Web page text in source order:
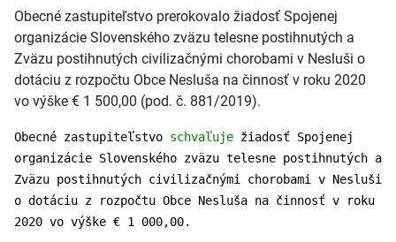
Obecné zastupiteľstvo prerokovalo žiadosť Spojenej
organizácie Slovenského zväzu telesne postihnutých a
Zväzu postihnutých civilizačnými chorobami v Nesluši o
dotáciu z rozpočtu Obce Nesluša na činnosť v roku 2020
vo výške € 1 500,00 (pod. č. 881/2019).
Obecné zastupiteľstvo schvaľuje žiadosť Spojenej
organizácie Slovenského zväzu telesne postihnutých a
Zväzu postihnutých civilizačnými chorobami v Nesluši
o dotáciu z rozpočtu Obce Nesluša na činnosť v roku
2020 vo výške € 1 000,00.